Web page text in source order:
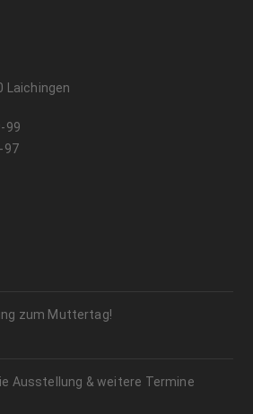
Laichingen
99
97
zum Muttertag!
Ausstellung & weitere Termine